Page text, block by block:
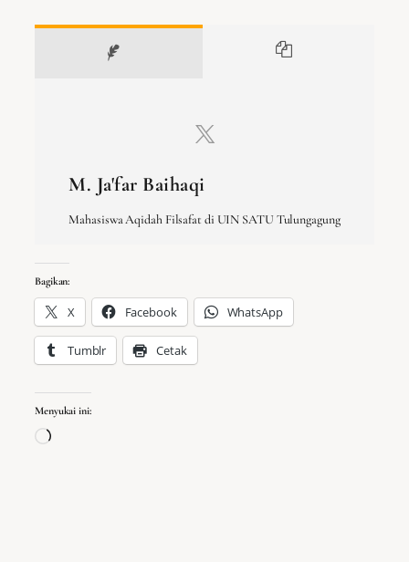
M. Ja'far Baihaqi
Mahasiswa Aqidah Filsafat di UIN SATU Tulungagung
Bagikan:
X Facebook WhatsApp
Tumblr Cetak
Menyukai ini:
Memuat...